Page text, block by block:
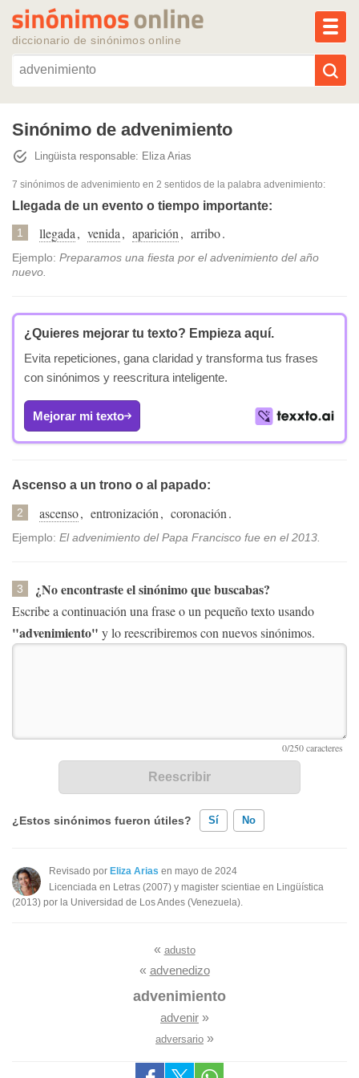
diccionario de sinónimos online
Reescribir texto con IA
Sinónimos populares
Temas populares
Temas recientes
Sinónimo de advenimiento
Lingüista responsable: Eliza Arias
7 sinónimos de advenimiento en 2 sentidos de la palabra advenimiento:
Llegada de un evento o tiempo importante:
1 llegada, venida, aparición, arribo.
Ejemplo: Preparamos una fiesta por el advenimiento del año
nuevo.
¿Quieres mejorar tu texto? Empieza aquí.
Evita repeticiones, gana claridad y transforma tus frases
con sinónimos y reescritura inteligente.
Mejorar mi texto
Ascenso a un trono o al papado:
2 ascenso, entronización, coronación.
Ejemplo: El advenimiento del Papa Francisco fue en el 2013.
3 ¿No encontraste el sinónimo que buscabas?
Escribe a continuación una frase o un pequeño texto usando
"advenimiento" y lo reescribiremos con nuevos sinónimos.
¿Estos sinónimos fueron útiles? Sí No
Existen sinónimos incorrectos
Ninguno de los sinónimos presentados me ayudó
Revisado por Eliza Arias en mayo de 2024
Licenciada en Letras (2007) y magister scientiae en Lingüística
(2013) por la Universidad de Los Andes (Venezuela).
« adusto
« advenedizo
advenimiento
advenir »
adversario »